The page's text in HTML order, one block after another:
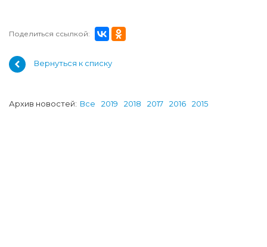
Поделиться ссылкой:
Вернуться к списку
Архив новостей: Все 2019 2018 2017 2016 2015